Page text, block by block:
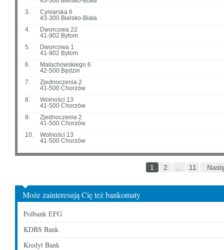
3.
Cyniarska 6
43-300 Bielsko-Biała
4.
Dworcowa 22
41-902 Bytom
5.
Dworcowa 1
41-902 Bytom
6.
Małachowskiego 6
42-500 Będzin
7.
Zjednoczenia 2
41-500 Chorzów
8.
Wolności 13
41-500 Chorzów
9.
Zjednoczenia 2
41-500 Chorzów
10.
Wolności 13
41-500 Chorzów
1 2 11
Może zainteresują Cię też bankomaty
Polbank EFG
KDBS Bank
Kredyt Bank